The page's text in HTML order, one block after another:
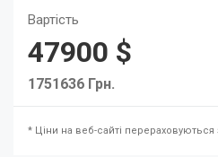
Вартість
47900 $
1751636 Грн.
* Ціни на веб-сайті